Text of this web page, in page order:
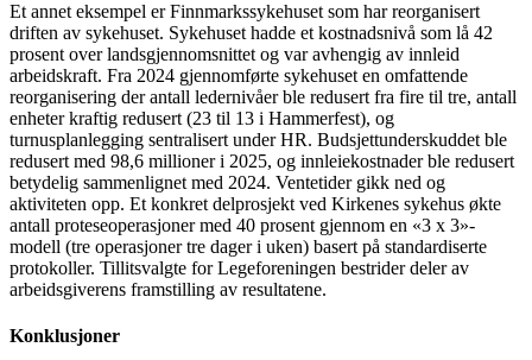
Et annet eksempel er Finnmarkssykehuset som har reorganisert
driften av sykehuset. Sykehuset hadde et kostnadsnivå som lå 42
prosent over landsgjennomsnittet og var avhengig av innleid
arbeidskraft. Fra 2024 gjennomførte sykehuset en omfattende
reorganisering der antall ledernivåer ble redusert fra fire til tre, antall
enheter kraftig redusert (23 til 13 i Hammerfest), og
turnusplanlegging sentralisert under HR. Budsjettunderskuddet ble
redusert med 98,6 millioner i 2025, og innleiekostnader ble redusert
betydelig sammenlignet med 2024. Ventetider gikk ned og
aktiviteten opp. Et konkret delprosjekt ved Kirkenes sykehus økte
antall proteseoperasjoner med 40 prosent gjennom en «3 x 3»-
modell (tre operasjoner tre dager i uken) basert på standardiserte
protokoller. Tillitsvalgte for Legeforeningen bestrider deler av
arbeidsgiverens framstilling av resultatene.
Konklusjoner